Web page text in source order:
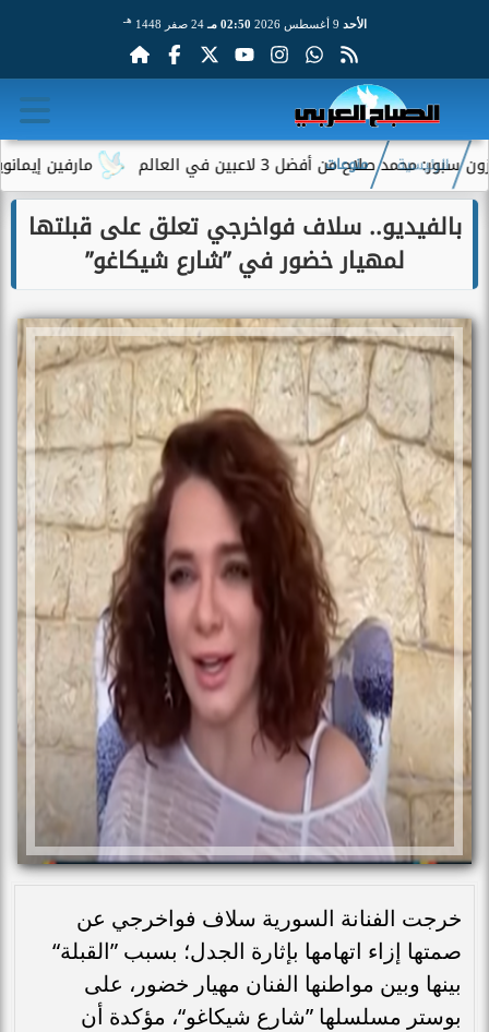
الأحد 02:50 مـ 24 صفر 1448 هـ
مارفين إيمانويل.. من أفضل 3 لاعبين في العالم
الرئيسية منوعات
بالفيديو.. سلاف فواخرجي تعلق على قبلتها
لمهيار خضور في ”شارع شيكاغو”
خرجت الفنانة السورية سلاف فواخرجي عن
صمتها إزاء اتهامها بإثارة الجدل؛ بسبب ”القبلة“
بينها وبين مواطنها الفنان مهيار خضور، على
بوستر مسلسلها ”شارع شيكاغو“، مؤكدة أن